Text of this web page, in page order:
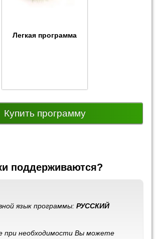
Легкая программа
Купить программу
поддерживаются?
язык программы:РУССКИЙ
при необходимости Вы можете